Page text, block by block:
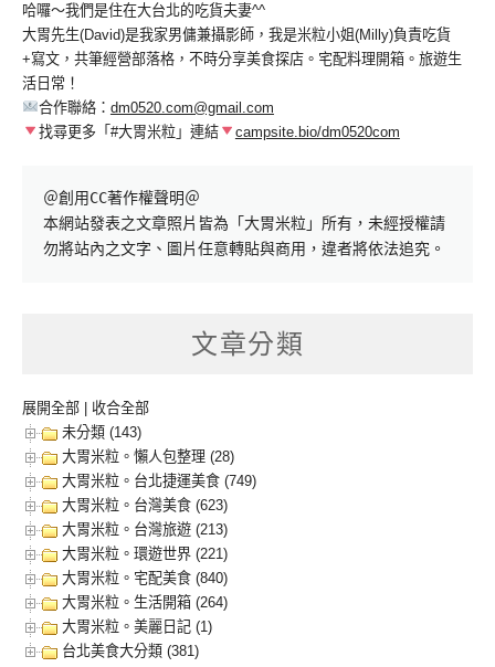
哈囉～我們是住在大台北的吃貨夫妻^^
大胃先生(David)是我家男傭兼攝影師，我是米粒小姐(Milly)負責吃貨
+寫文，共筆經營部落格，不時分享美食探店。宅配料理開箱。旅遊生
活日常！
合作聯絡： dm0520.com@gmail.com
找尋更多「#大胃米粒」連結
campsite.bio/dm0520com
＠創用CC著作權聲明＠
本網站發表之文章照片皆為「大胃米粒」所有，未經授權請
勿將站內之文字、圖片任意轉貼與商用，違者將依法追究。
文章分類
展開全部
收合全部
未分類 (143)
大胃米粒。懶人包整理 (28)
大胃米粒。台北捷運美食 (749)
大胃米粒。台灣美食 (623)
大胃米粒。台灣旅遊 (213)
大胃米粒。環遊世界 (221)
大胃米粒。宅配美食 (840)
大胃米粒。生活開箱 (264)
大胃米粒。美麗日記 (1)
台北美食大分類 (381)